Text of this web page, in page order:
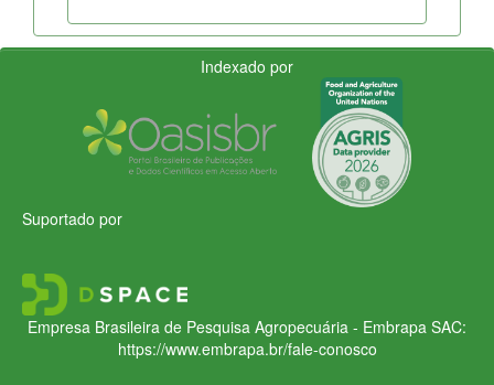
Indexado por
Suportado por
Empresa Brasileira de Pesquisa Agropecuária - Embrapa SAC:
https://www.embrapa.br/fale-conosco